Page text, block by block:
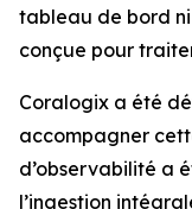
tableau de bord
conçue pour
Coralogix a été
accompagner
d’observabilité a
l’ingestion